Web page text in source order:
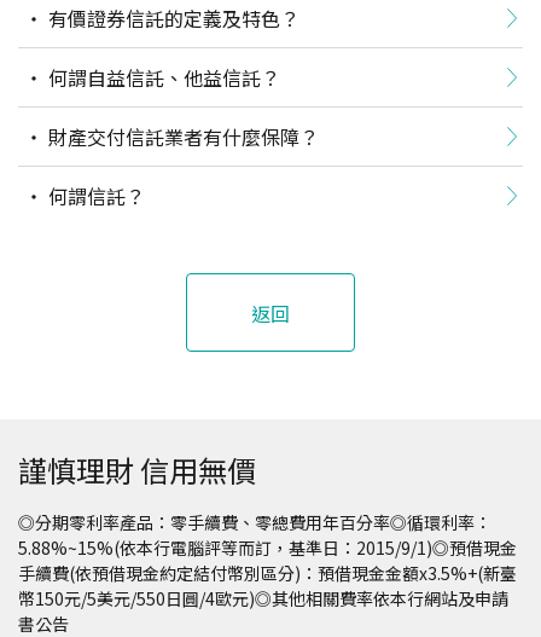
有價證券信託的定義及特色？
何謂自益信託、他益信託？
財產交付信託業者有什麼保障？
何謂信託？
返回
謹慎理財 信用無價
◎分期零利率產品：零手續費、零總費用年百分率◎循環利率：
5.88%~15%(依本行電腦評等而訂，基準日：2015/9/1)◎預借現金
手續費(依預借現金約定結付幣別區分)：預借現金金額x3.5%+(新臺
幣150元/5美元/550日圓/4歐元)◎其他相關費率依本行網站及申請
書公告